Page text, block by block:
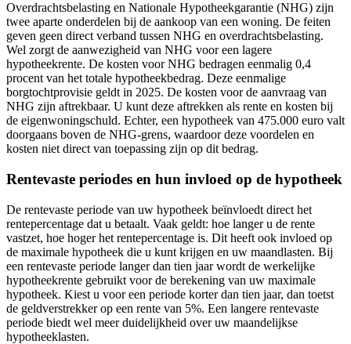
Overdrachtsbelasting en Nationale Hypotheekgarantie (NHG) zijn
twee aparte onderdelen bij de aankoop van een woning. De feiten
geven geen direct verband tussen NHG en overdrachtsbelasting.
Wel zorgt de aanwezigheid van NHG voor een lagere
hypotheekrente. De kosten voor NHG bedragen eenmalig 0,4
procent van het totale hypotheekbedrag. Deze eenmalige
borgtochtprovisie geldt in 2025. De kosten voor de aanvraag van
NHG zijn aftrekbaar. U kunt deze aftrekken als rente en kosten bij
de eigenwoningschuld. Echter, een hypotheek van 475.000 euro valt
doorgaans boven de NHG-grens, waardoor deze voordelen en
kosten niet direct van toepassing zijn op dit bedrag.
Rentevaste periodes en hun invloed op de hypotheek
De rentevaste periode van uw hypotheek beïnvloedt direct het
rentepercentage dat u betaalt. Vaak geldt: hoe langer u de rente
vastzet, hoe hoger het rentepercentage is. Dit heeft ook invloed op
de maximale hypotheek die u kunt krijgen en uw maandlasten. Bij
een rentevaste periode langer dan tien jaar wordt de werkelijke
hypotheekrente gebruikt voor de berekening van uw maximale
hypotheek. Kiest u voor een periode korter dan tien jaar, dan toetst
de geldverstrekker op een rente van 5%. Een langere rentevaste
periode biedt wel meer duidelijkheid over uw maandelijkse
hypotheeklasten.